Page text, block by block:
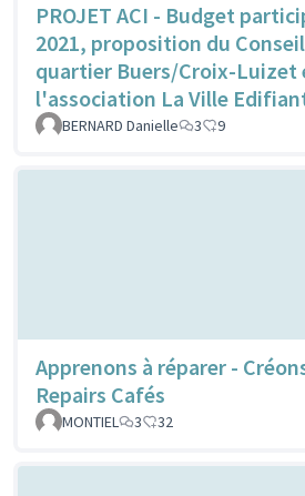
PROJET ACI - Budget
2021, proposition du
quartier Buers/Croix-Luizet
l'association La Ville
BERNARD Danielle 3 9
Apprenons à réparer -
Repairs Cafés
MONTIEL 3 32